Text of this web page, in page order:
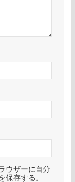
ウザーに自分
保存する。